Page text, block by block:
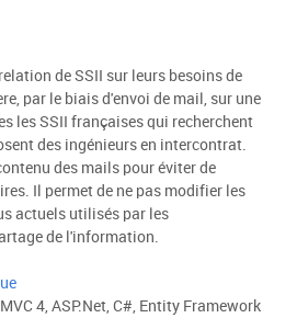
de SSII sur leurs besoins de
par le biais d'envoi de mail, sur une
les SSII françaises qui recherchent
des ingénieurs en intercontrat.
des mails pour éviter de
Il permet de ne pas modifier les
actuels utilisés par les
de l'information.
4, ASP.Net, C#, Entity Framework